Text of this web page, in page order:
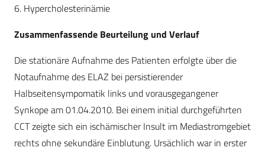
6. Hypercholesterinämie
Zusammenfassende Beurteilung und Verlauf
Die stationäre Aufnahme des Patienten erfolgte über die
Notaufnahme des ELAZ bei persistierender
Halbseitensympomatik links und vorausgegangener
Synkope am 01.04.2010. Bei einem initial durchgeführten
CCT zeigte sich ein ischämischer Insult im Mediastromgebiet
rechts ohne sekundäre Einblutung. Ursächlich war in erster